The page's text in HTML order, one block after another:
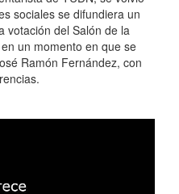
sociales se difundiera un
votación del Salón de la
un momento en que se
Ramón Fernández, con